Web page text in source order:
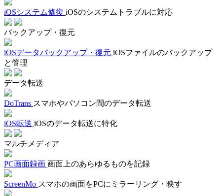
iOSシステム修復 iOSのシステムトラブルに対応
バックアップ・復元
iOSデータバックアップ・復元 iOSファイルのバックアップ
と管理
データ転送
DoTrans スマホやパソコン間のデータ転送
iOS転送 iOSのデータ転送に特化
マルチメディア
PC画面録画 画面上のあらゆるものを記録
ScreenMo スマホの画面をPCにミラーリング・映す